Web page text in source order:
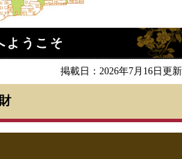
ようこそ
掲載日：2026年7月16日更新